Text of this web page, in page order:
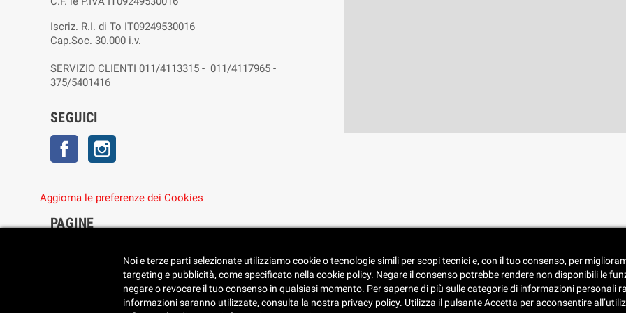
Iscriz. R.I. di To IT09249530016
Cap.Soc. 30.000 i.v.
SERVIZIO CLIENTI 011/4113315 - 011/4117965 -
375/5401416
SEGUICI
Facebook
Aggiorna le preferenze dei Cookies
PAGINE
• Reimposta le preferenze dei cookie
• Spedizione e consegna
• Condizioni di vendita
• Catalogo
Noi e terze parti selezionate utilizziamo cookie o tecnologie simili per scopi tecnici e, con il tuo consenso, per
targeting e pubblicità, come specificato nella cookie policy. Negare il consenso potrebbe rendere non disponibili le
negare o revocare il tuo consenso in qualsiasi momento. Per saperne di più sulle categorie di informazioni personali
informazioni saranno utilizzate, consulta la nostra privacy policy. Utilizza il pulsante Accetta per acconsentire